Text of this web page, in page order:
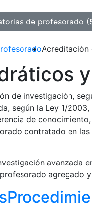
de profesorado
Acreditación
de investigación,
según la Ley 1/
de
contratado en
avanzada
agregado